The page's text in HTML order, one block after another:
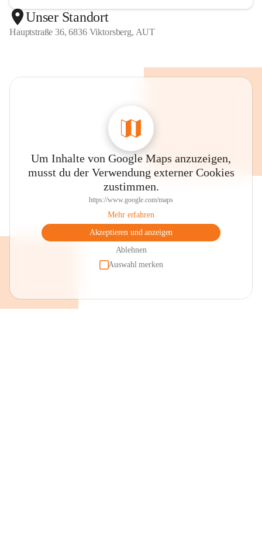
Unser Standort
Hauptstraße 36, 6836 Viktorsberg, AUT
Um Inhalte von Google Maps anzuzeigen,
musst du der Verwendung externer Cookies
zustimmen.
https://www.google.com/maps
Mehr erfahren
Akzeptieren und anzeigen
Ablehnen
Auswahl merken